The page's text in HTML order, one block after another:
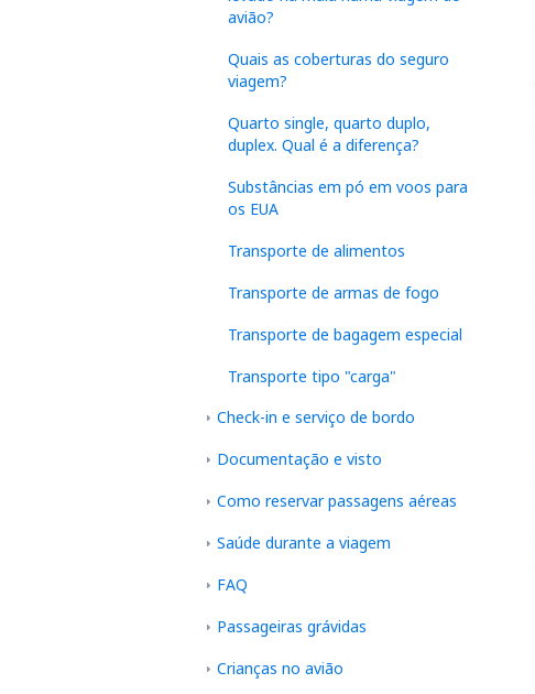
avião?
Quais as coberturas do seguro
viagem?
Quarto single, quarto duplo,
duplex. Qual é a diferença?
Substâncias em pó em voos para
os EUA
Transporte de alimentos
Transporte de armas de fogo
Transporte de bagagem especial
Transporte tipo "carga"
Check-in e serviço de bordo
Documentação e visto
Como reservar passagens aéreas
Saúde durante a viagem
FAQ
Passageiras grávidas
Crianças no avião